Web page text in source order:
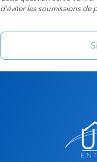
d'éviter les soumissions de